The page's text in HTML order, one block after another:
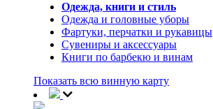
Одежда, книги и стиль
Одежда и головные уборы
Фартуки, перчатки и рукавицы
Сувениры и аксессуары
Книги по барбекю и винам
Показать всю винную карту